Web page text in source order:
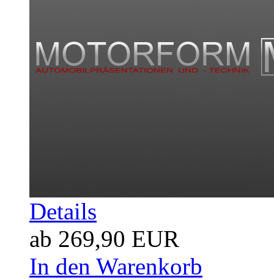
Details
ab 269,90 EUR
In den Warenkorb